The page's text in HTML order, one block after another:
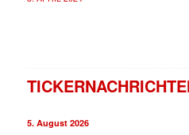
5. August 2026